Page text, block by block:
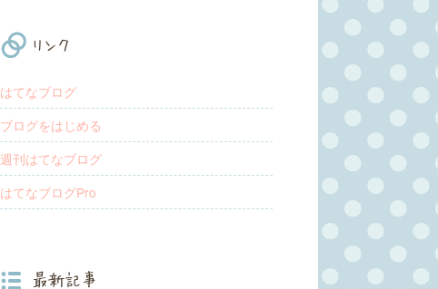
リンク
はてなブログ
ブログをはじめる
週刊はてなブログ
はてなブログPro
最新記事